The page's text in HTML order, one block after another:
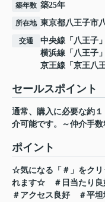
築年数 築25年
所在地 東京都八王子市
交通 中央線 「 八王子
横浜線 「 八王子
京王線 「 京王八
セールスポイント
通常、購入に必要な約
介可能です。～仲介手
ポイント
☆気になる「＃」をクリ
れます☆
＃日当たり良
＃アクセス良好
＃平